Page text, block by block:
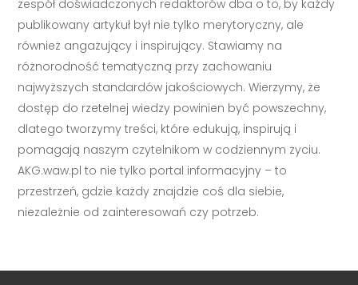
zespół doświadczonych redaktorów dba o to, by każdy
publikowany artykuł był nie tylko merytoryczny, ale
również angażujący i inspirujący. Stawiamy na
różnorodność tematyczną przy zachowaniu
najwyższych standardów jakościowych. Wierzymy, że
dostęp do rzetelnej wiedzy powinien być powszechny,
dlatego tworzymy treści, które edukują, inspirują i
pomagają naszym czytelnikom w codziennym życiu.
AKG.waw.pl to nie tylko portal informacyjny – to
przestrzeń, gdzie każdy znajdzie coś dla siebie,
niezależnie od zainteresowań czy potrzeb.